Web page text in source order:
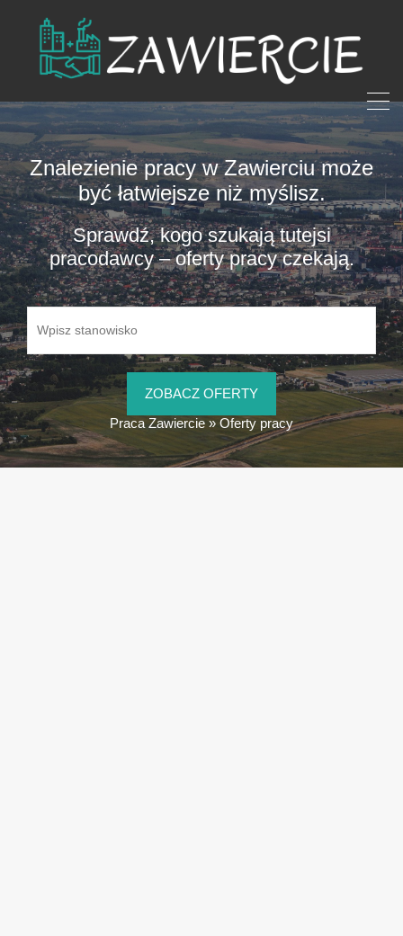
Znalezienie pracy w Zawierciu może
być łatwiejsze niż myślisz.
Sprawdź, kogo szukają tutejsi
pracodawcy – oferty pracy czekają.
Praca Zawiercie » Oferty pracy